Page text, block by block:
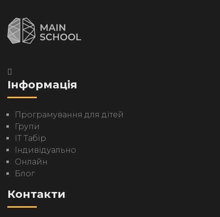
Інформація
Програмування для дітей
Групи
IT Табір
Індивідуально
Онлайн
Блог
Контакти